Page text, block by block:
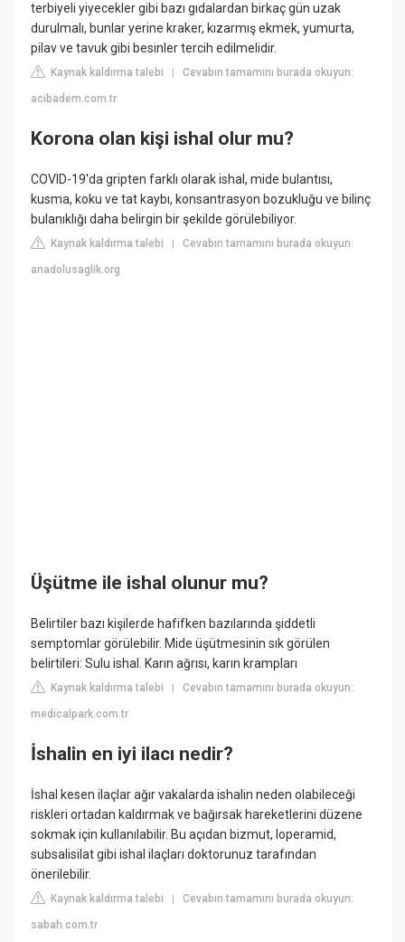
terbiyeli yiyecekler gibi bazı gıdalardan birkaç gün uzak
durulmalı, bunlar yerine kraker, kızarmış ekmek, yumurta,
pilav ve tavuk gibi besinler tercih edilmelidir.
Kaynak kaldırma talebi |Cevabın tamamını burada okuyun:
acibadem.com.tr
Korona olan kişi ishal olur mu?
COVID-19'da gripten farklı olarak ishal, mide bulantısı,
kusma, koku ve tat kaybı, konsantrasyon bozukluğu ve bilinç
bulanıklığı daha belirgin bir şekilde görülebiliyor.
Kaynak kaldırma talebi |Cevabın tamamını burada okuyun:
anadolusaglik.org
Üşütme ile ishal olunur mu?
Belirtiler bazı kişilerde hafifken bazılarında şiddetli
semptomlar görülebilir. Mide üşütmesinin sık görülen
belirtileri: Sulu ishal. Karın ağrısı, karın krampları
Kaynak kaldırma talebi |Cevabın tamamını burada okuyun:
medicalpark.com.tr
İshalin en iyi ilacı nedir?
İshal kesen ilaçlar ağır vakalarda ishalin neden olabileceği
riskleri ortadan kaldırmak ve bağırsak hareketlerini düzene
sokmak için kullanılabilir. Bu açıdan bizmut, loperamid,
subsalisilat gibi ishal ilaçları doktorunuz tarafından
önerilebilir.
Kaynak kaldırma talebi |Cevabın tamamını burada okuyun:
sabah.com.tr